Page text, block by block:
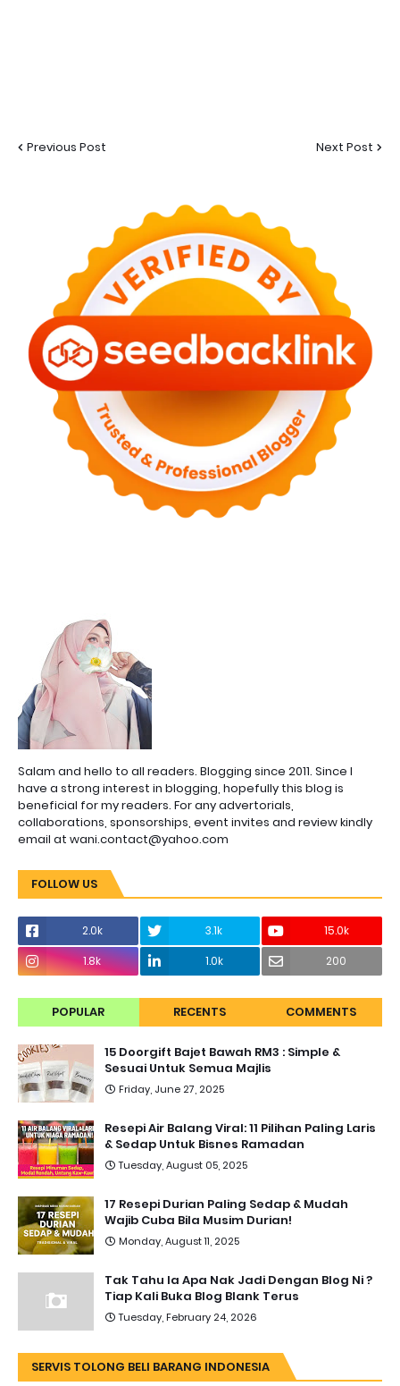
Previous Post Next Post
Salam and hello to all readers. Blogging since 2011. Since I
have a strong interest in blogging, hopefully this blog is
beneficial for my readers. For any advertorials,
collaborations, sponsorships, event invites and review kindly
email at wani.contact@yahoo.com
FOLLOW US
2.0k 3.1k
15.0k
1.8k
1.0k 200
POPULAR RECENTS COMMENTS
15 Doorgift Bajet Bawah RM3 : Simple &
Sesuai Untuk Semua Majlis
Friday, June 27, 2025
Resepi Air Balang Viral: 11 Pilihan Paling Laris
& Sedap Untuk Bisnes Ramadan
Tuesday, August 05, 2025
17 Resepi Durian Paling Sedap & Mudah
Wajib Cuba Bila Musim Durian!
Monday, August 11, 2025
Tak Tahu la Apa Nak Jadi Dengan Blog Ni ?
Tiap Kali Buka Blog Blank Terus
Tuesday, February 24, 2026
SERVIS TOLONG BELI BARANG INDONESIA